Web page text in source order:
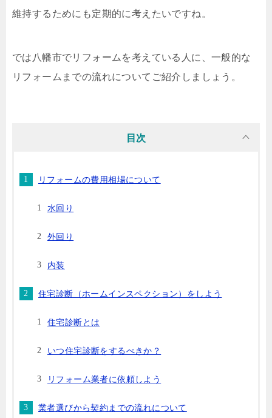
維持するためにも定期的に考えたいですね。
では八幡市でリフォームを考えている人に、一般的な
リフォームまでの流れについてご紹介しましょう。
目次
リフォームの費用相場について
水回り
外回り
内装
住宅診断（ホームインスペクション）をしよう
住宅診断とは
いつ住宅診断をするべきか？
リフォーム業者に依頼しよう
業者選びから契約までの流れについて